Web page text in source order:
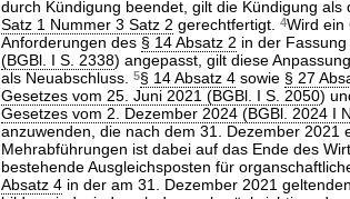
durch Kündigung beendet, gilt die Kündigung
Satz 1 Nummer 3 Satz 2 gerechtfertigt. 4Wird ein
Anforderungen des § 14 Absatz 2 in der Fassung
(BGBl. I S. 2338) angepasst, gilt diese
als Neuabschluss. 5§ 14 Absatz 4 sowie § 27
Gesetzes vom 25. Juni 2021 (BGBl. I S. 2050)
Gesetzes vom 2. Dezember 2024 (BGBl. 2024 I
anzuwenden, die nach dem 31. Dezember
Mehrabführungen ist dabei auf das Ende des
bestehende Ausgleichsposten für
Absatz 4 in der am 31. Dezember 2021